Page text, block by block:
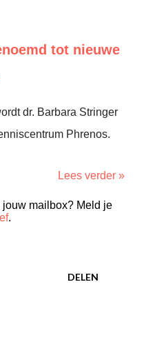
tot nieuwe
dr. Barbara Stringer
Phrenos.
Lees verder »
mailbox? Meld je
.
DELEN